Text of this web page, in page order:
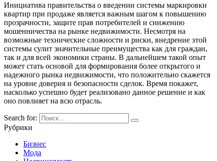
Инициатива правительства о введении системы маркировки
квартир при продаже является важным шагом к повышению
прозрачности, защите прав потребителей и снижению
мошенничества на рынке недвижимости. Несмотря на
возможные технические сложности и риски, внедрение этой
системы сулит значительные преимущества как для граждан,
так и для всей экономики страны. В дальнейшем такой опыт
может стать основой для формирования более открытого и
надежного рынка недвижимости, что положительно скажется
на уровне доверия и безопасности сделок. Время покажет,
насколько успешно будет реализовано данное решение и как
оно повлияет на всю отрасль.
Search for:
Рубрики
Бизнес
Мода